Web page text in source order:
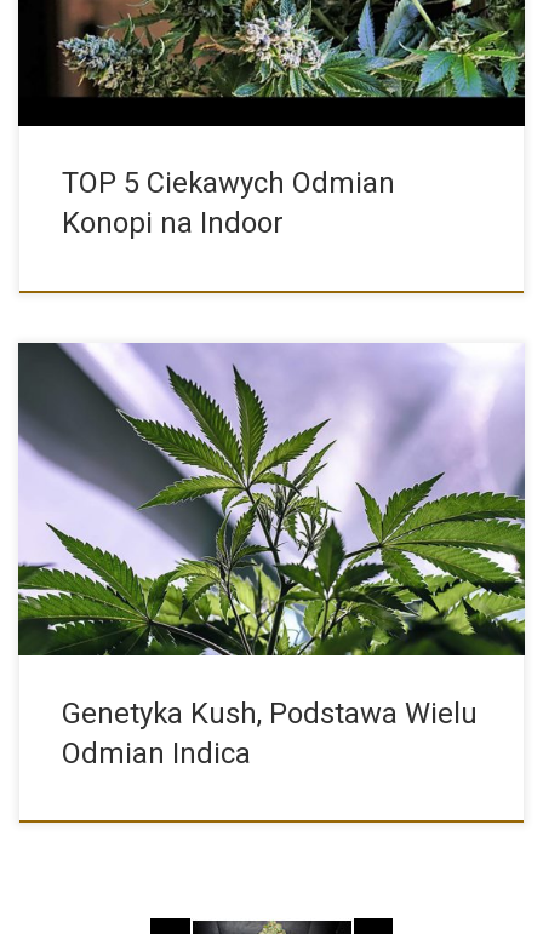
TOP 5 Ciekawych Odmian
Konopi na Indoor
Kush to lokalna indica, która dała początek wielu szeroko
stosowanym […]
Genetyka Kush, Podstawa Wielu
Odmian Indica